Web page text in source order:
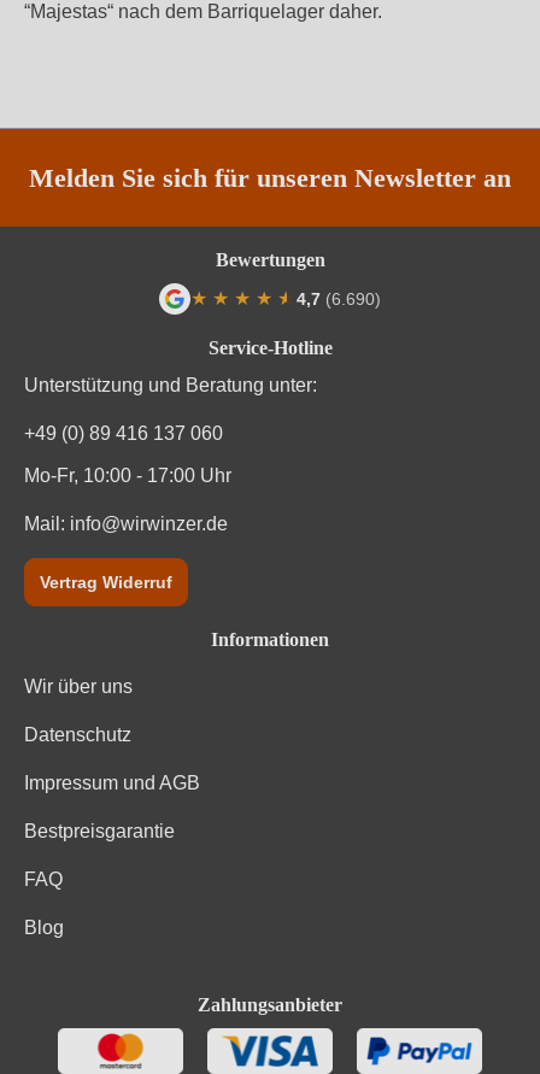
“Majestas“ nach dem Barriquelager daher.
Melden Sie sich für unseren Newsletter an
Service-Hotline
Unterstützung und Beratung unter:
+49 (0) 89 416 137 060
Mo-Fr, 10:00 - 17:00 Uhr
Mail: info@wirwinzer.de
Vertrag Widerruf
Informationen
Wir über uns
Datenschutz
Impressum und AGB
Bestpreisgarantie
FAQ
Blog
Zahlungsanbieter
Bewertungen
★ ★ ★ ★ ★
★ 4,7 (6.690)